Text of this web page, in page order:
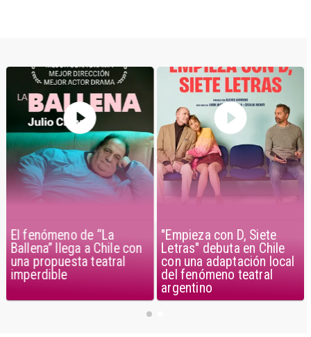
El fenómeno de “La
Ballena” llega a Chile con
una propuesta teatral
imperdible
"Empieza con D, Siete
Letras" debuta en Chile
con una adaptación local
del fenómeno teatral
argentino